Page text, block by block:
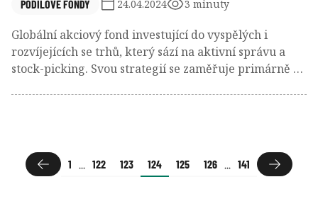
PODÍLOVÉ FONDY 24.04.2024 3 minuty
Globální akciový fond investující do vyspělých i
rozvíjejících se trhů, který sází na aktivní správu a
stock-picking. Svou strategií se zaměřuje primárně na
1 122 123 124 125 126 141